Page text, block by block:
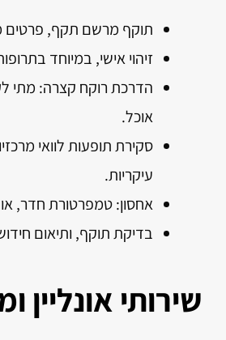
תוקף מרשם תקף, פרטים
זיהוי אישי, במיוחד
הדרכת רוקח קצרה: מתי
אוכל.
סקירת תופעות לוואי
עיקריות.
אחסון: טמפרטורת חדר, או
בדיקת תוקף, ותיאום
שירותי אונליין